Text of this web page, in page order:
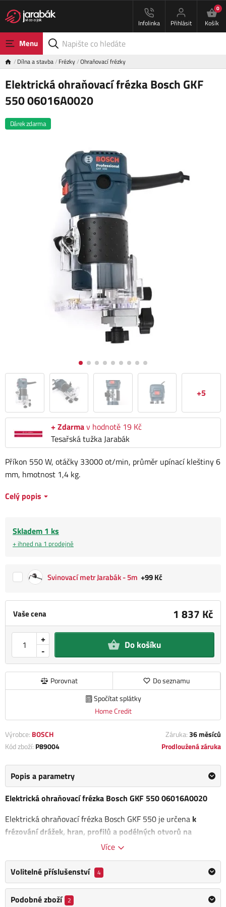
Infolinka Přihlásit
0
Košík
Menu
Dílna a stavba Frézky Ohraňovací frézky
Elektrická ohraňovací frézka Bosch GKF
550 06016A0020
Dárek zdarma
+5
+ Zdarmav hodnotě 19 Kč
Tesařská tužka Jarabák
Vaše cena 1 837 Kč
-
+ Do košíku
Porovnat
Do seznamu
Spočítat splátky
Home Credit
Příkon 550 W, otáčky 33000 ot/min, průměr upínací kleštiny 6
mm, hmotnost 1,4 kg.
Celý popis
Skladem 1 ks
+ ihned na 1 prodejně
Svinovací metr Jarabák - 5m +99 Kč
Výrobce: BOSCH Záruka:36 měsíců
Kód zboží: P89004 Prodloužená záruka
Popis a parametry
Elektrická ohraňovací frézka Bosch GKF 550 06016A0020
Elektrická ohraňovací frézka Bosch GKF 550 je určena k
frézování drážek, hran, profilů a podélných otvorů na
pevném podkladu do dřeva, plastu a lehkých stavebních
Upínací kleština: 6 mm
Rozměry (d x š x v): 90 x 90 x 188 mm
Více
Volitelné příslušenství 4
Podobné zboží 2